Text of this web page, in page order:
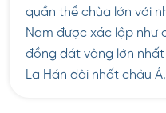
quần thể chùa lớn với
Nam được xác lập như
đồng dát vàng lớn
La Hán dài nhất châu